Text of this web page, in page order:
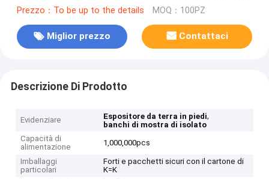
dell'esposizione di condizione del pavimento
Prezzo：To be up to the details MOQ：100PZ
Miglior prezzo Contattaci
Descrizione Di Prodotto
Evidenziare Espositore da terra in piedi,
banchi di mostra di isolato
Capacità di
alimentazione
1,000,000pcs
Imballaggi
particolari
Forti e pacchetti sicuri con il cartone di
K=K